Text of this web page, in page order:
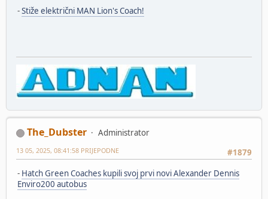
-Stiže električni MAN Lion's Coach!
The_Dubster
Administrator
#1879
13 05, 2025, 08:41:58 PRIJEPODNE
- Hatch Green Coaches kupili svoj prvi novi Alexander Dennis
Enviro200 autobus